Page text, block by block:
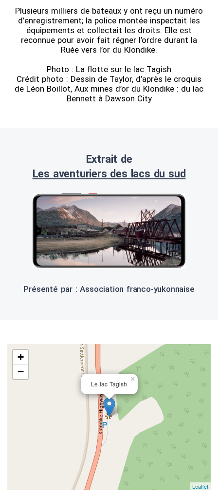
Plusieurs milliers de bateaux y ont reçu un numéro
d’enregistrement; la police montée inspectait les
équipements et collectait les droits. Elle est
reconnue pour avoir fait régner l’ordre durant la
Ruée vers l’or du Klondike.
Photo : La flotte sur le lac Tagish
Crédit photo : Dessin de Taylor, d’après le croquis
de Léon Boillot, Aux mines d’or du Klondike : du lac
Bennett à Dawson City
Extrait de
Les aventuriers des lacs du sud
Présenté par : Association franco-yukonnaise
Le lac Tagish
×
+
−
Leaflet